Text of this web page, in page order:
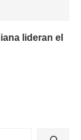
lideran el